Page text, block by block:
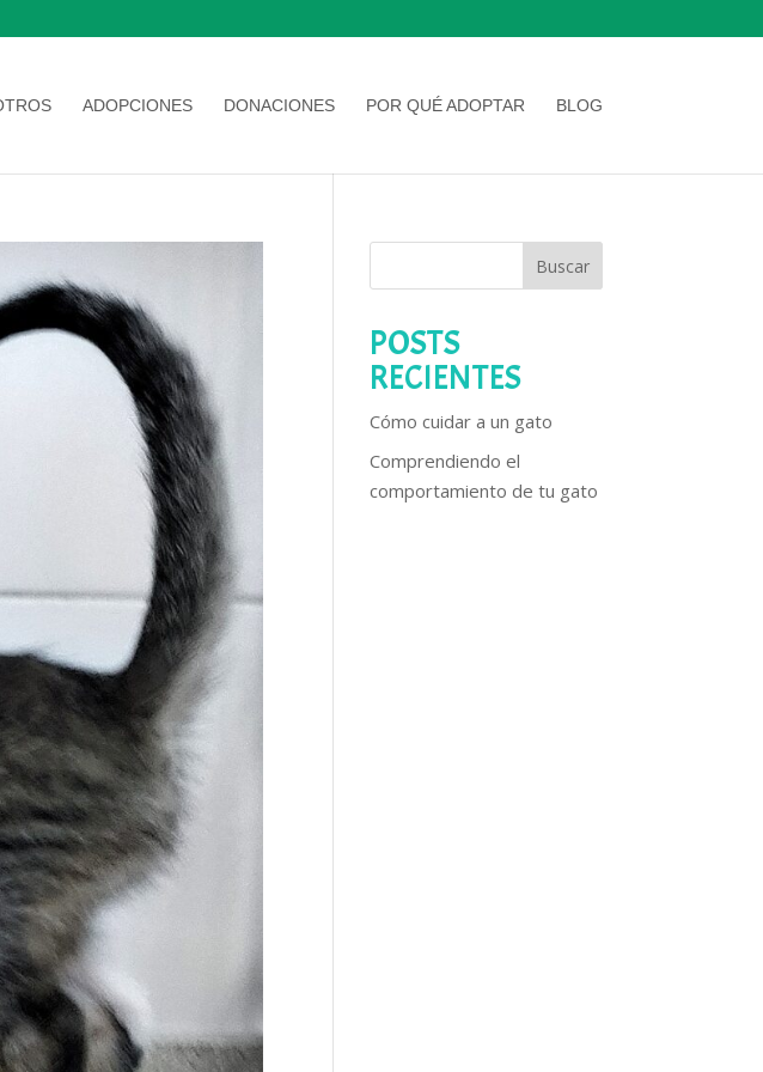
ADOPCIONES DONACIONES POR QUÉ ADOPTAR BLOG
Buscar
POSTS
RECIENTES
Cómo cuidar a un gato
Comprendiendo el
comportamiento de tu gato